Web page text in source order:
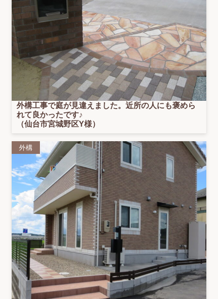
外構工事で庭が見違えました。近所の人にも褒めら
れて良かったです♪
（仙台市宮城野区Y様）
外構